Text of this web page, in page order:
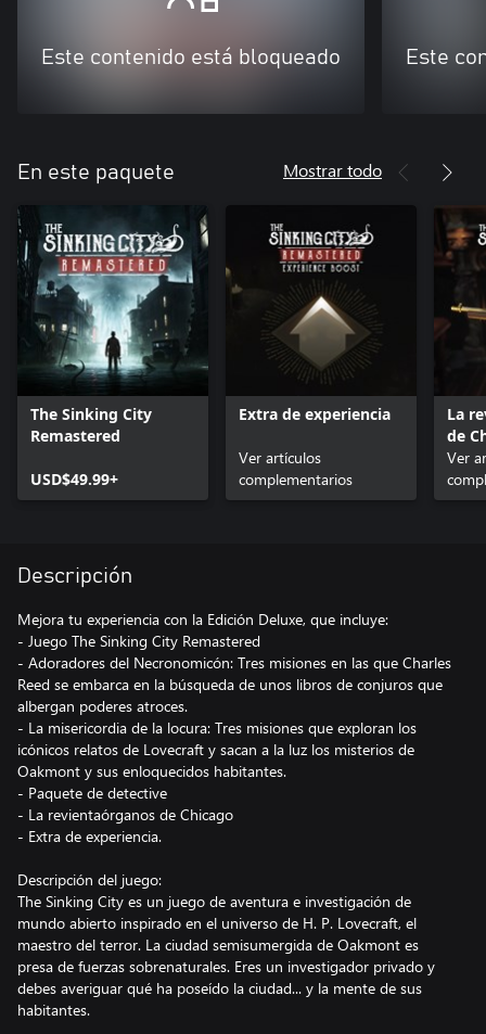
Este contenido está bloqueado Este
En este paquete Mostrar todo
The Sinking City
Remastered
USD$49.99+
Extra de experiencia
Ver artículos
complementarios
La
de
Ver
Descripción
Mejora tu experiencia con la Edición Deluxe, que incluye:
- Juego The Sinking City Remastered
- Adoradores del Necronomicón: Tres misiones en las que Charles
Reed se embarca en la búsqueda de unos libros de conjuros que
albergan poderes atroces.
- La misericordia de la locura: Tres misiones que exploran los
icónicos relatos de Lovecraft y sacan a la luz los misterios de
Oakmont y sus enloquecidos habitantes.
- Paquete de detective
- La revientaórganos de Chicago
- Extra de experiencia.
Descripción del juego:
The Sinking City es un juego de aventura e investigación de
mundo abierto inspirado en el universo de H. P. Lovecraft, el
maestro del terror. La ciudad semisumergida de Oakmont es
presa de fuerzas sobrenaturales. Eres un investigador privado y
debes averiguar qué ha poseído la ciudad... y la mente de sus
habitantes.